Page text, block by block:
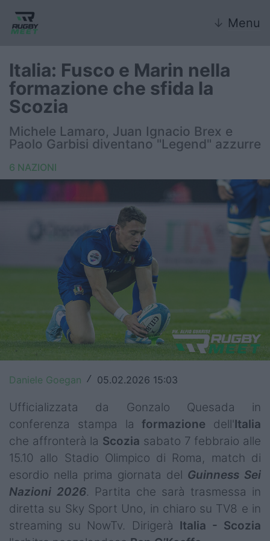
↓ Menu
Nazionale
Nazionali giovanili
FIR
Internazionale
United Rugby Championship
Premiership
Champions Cup
Rugby World Cup
Super Rugby
Rugby in TV
Mercato
Serie A Elite
Italia: Fusco e Marin nella
formazione che sfida la
Scozia
Michele Lamaro, Juan Ignacio Brex e
Paolo Garbisi diventano "Legend" azzurre
6 NAZIONI
Daniele Goegan / 05.02.2026 15:03
Ufficializzata da Gonzalo Quesada in
conferenza stampa laformazione dell'Italia
che affronterà la Scozia sabato 7 febbraio alle
15.10 allo Stadio Olimpico di Roma, match di
esordio nella prima giornata del Guinness Sei
Nazioni 2026. Partita che sarà trasmessa in
diretta su Sky Sport Uno, in chiaro su TV8 e in
streaming su NowTv. Dirigerà Italia - Scozia